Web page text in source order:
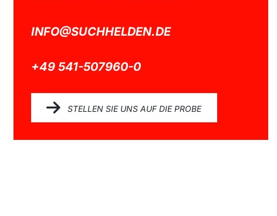
INFO@SUCHHELDEN.DE
+49 541-507960-0
STELLEN SIE UNS AUF DIE PROBE